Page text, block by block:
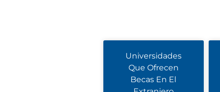
Universidades
Que Ofrecen
Becas En El